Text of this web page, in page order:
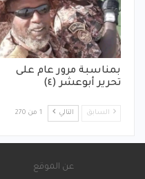
بمناسبة مرور عام على
تحرير أبوعشر (٤)
السابق التالي 1 من 270
عن الموقع